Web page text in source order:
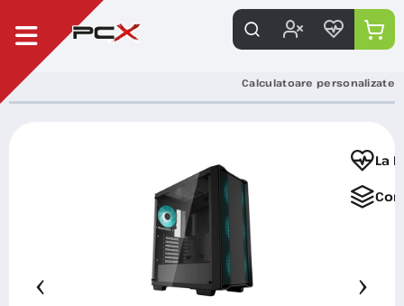
Calculatoare personalizate
La